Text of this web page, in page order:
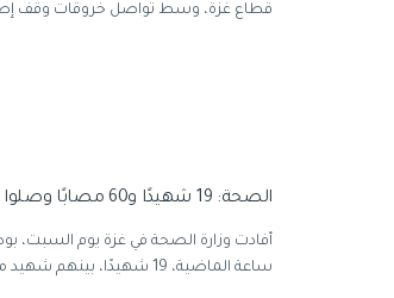
قطاع غزة، وسط تواصل خروقات وقف
الصحة: 19 شهيدًا و60 مصابًا وصلوا مشافي غزة خلال 24 ساعة
ساعة الماضية، 19 شهيدًا، بينهم شهيد متأثرًا ...